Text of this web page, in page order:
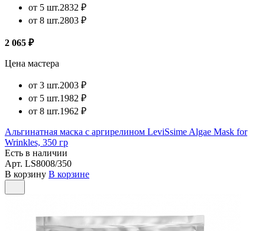
от 5 шт.2832 ₽
от 8 шт.2803 ₽
2 065 ₽
Цена мастера
от 3 шт.2003 ₽
от 5 шт.1982 ₽
от 8 шт.1962 ₽
Альгинатная маска с аргирелином LeviSsime Algae Mask for
Wrinkles, 350 гр
Есть в наличии
Арт. LS8008/350
В корзину В корзине